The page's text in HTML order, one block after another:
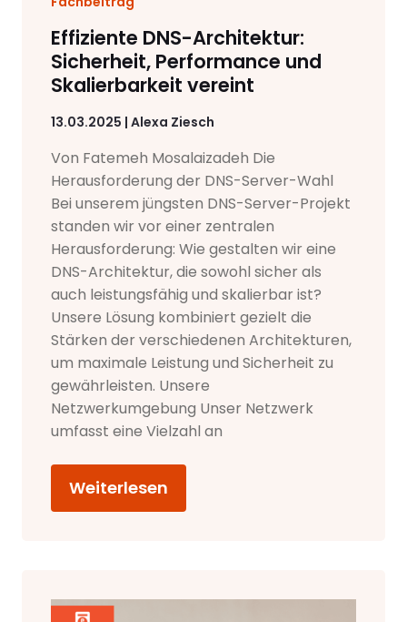
Effiziente DNS-Architektur:
Sicherheit, Performance und
Skalierbarkeit vereint
13.03.2025 | Alexa Ziesch
Von Fatemeh Mosalaizadeh Die
Herausforderung der DNS-Server-Wahl
Bei unserem jüngsten DNS-Server-Projekt
standen wir vor einer zentralen
Herausforderung: Wie gestalten wir eine
DNS-Architektur, die sowohl sicher als
auch leistungsfähig und skalierbar ist?
Unsere Lösung kombiniert gezielt die
Stärken der verschiedenen Architekturen,
um maximale Leistung und Sicherheit zu
gewährleisten. Unsere
Netzwerkumgebung Unser Netzwerk
umfasst eine Vielzahl an
Weiterlesen